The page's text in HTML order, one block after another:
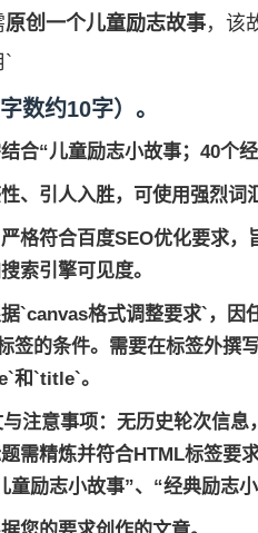
原创一个儿童励志故事，该
`
数约10字）。
合“儿童励志小故事；40个
、引人入胜，可使用强烈词
严格符合百度SEO优化要求
索引擎可见度。
据`canvas格式调整要求`，因
签的条件。需要在标签外撰
和`title`。
注意事项：无历史轮次信
需精炼并符合HTML标签要
童励志小故事”、“经典励志